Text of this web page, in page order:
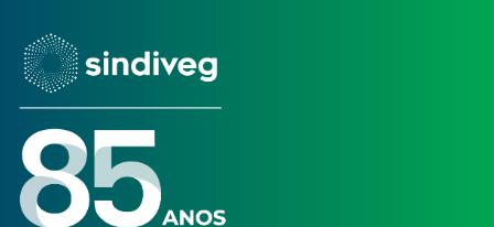
fitossanitário, minimizando os riscos de deriva e
evaporação.
A definição das condições meteorológicas ideais e
classes de gotas deve sempre se basear nas
contidas nas bulas dos defensivos agrícolas, que
possuem caráter mandatório e devem ser